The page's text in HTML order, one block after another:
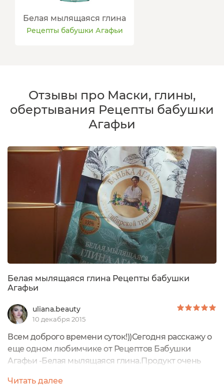
Белая мылящаяся глина
Рецепты бабушки Агафьи
Отзывы про Маски, глины,
обертывания Рецепты бабушки
Агафьи
Белая мылящаяся глина Рецепты бабушки
Агафьи
uliana.beauty
10 декабря 2015
Всем доброго времени суток!))Сегодня расскажу о
еще одном любимчике от Рецептов Бабушки
Агафьи -Белая мылящаяся глина.Продукт очень
МЫЛЯЩАЯСЯ глина- это инновация.Это мыло на
Читать далее